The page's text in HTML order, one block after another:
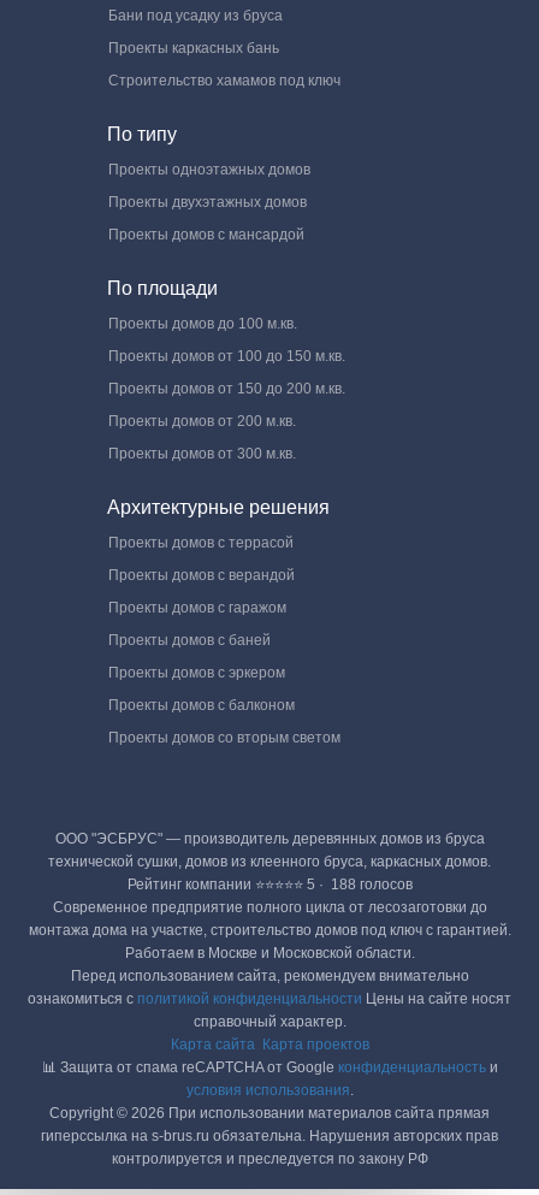
Бани под усадку из бруса
Проекты каркасных бань
Строительство хамамов под ключ
По типу
Проекты одноэтажных домов
Проекты двухэтажных домов
Проекты домов с мансардой
По площади
Проекты домов до 100 м.кв.
Проекты домов от 100 до 150 м.кв.
Проекты домов от 150 до 200 м.кв.
Проекты домов от 200 м.кв.
Проекты домов от 300 м.кв.
Архитектурные решения
Проекты домов с террасой
Проекты домов с верандой
Проекты домов с гаражом
Проекты домов с баней
Проекты домов с эркером
Проекты домов с балконом
Проекты домов со вторым светом
ООО "ЭСБРУС" — производитель деревянных домов из бруса
технической сушки, домов из клеенного бруса, каркасных домов.
Рейтинг компании ⭐⭐⭐⭐⭐ 5 · ‎ 188 голосов
Современное предприятие полного цикла от лесозаготовки до
монтажа дома на участке, строительство домов под ключ с гарантией.
Работаем в Москве и Московской области.
Перед использованием сайта, рекомендуем внимательно
ознакомиться с политикой конфиденциальности Цены на сайте носят
справочный характер.
Карта сайта
Карта проектов
📊 Защита от спама reCAPTCHA от Google конфиденциальностьи
условия использования.
Copyright © 2026 При использовании материалов сайта прямая
гиперссылка на s-brus.ru обязательна. Нарушения авторских прав
контролируется и преследуется по закону РФ